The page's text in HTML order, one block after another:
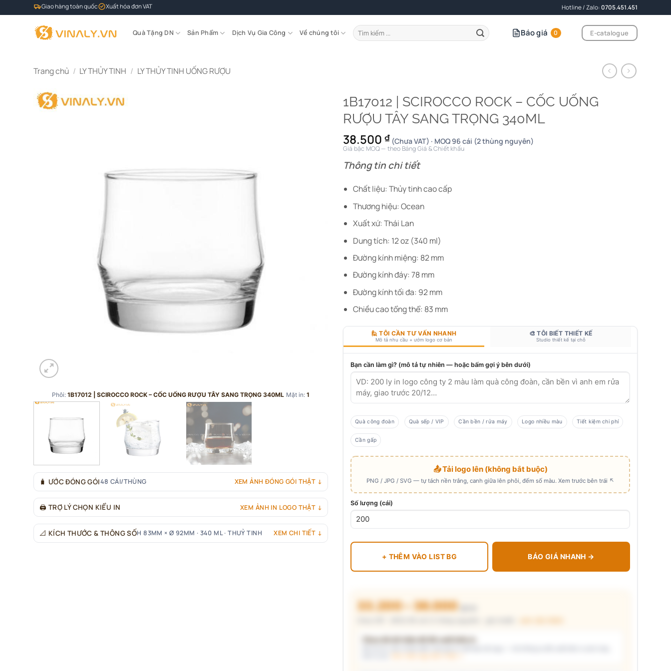
qua
Giao hàng toàn quốc Xuất hóa đơn VAT Hotline / Zalo:0705.451.451
Quà Tặng DN Sản Phẩm Dịch Vụ Gia Công Về chúng tôi
Tìm
kiếm:
Báo giá 0 E-catalogue
Trang chủ / LY THỦY TINH / LY THỦY TINH UỐNG RƯỢU
Phôi: 1B17012 | SCIROCCO ROCK – CỐC UỐNG RƯỢU TÂY SANG TRỌNG 340ML Mặt in: 1
🧳 ƯỚC ĐÓNG GÓI48 CÁI/THÙNG XEM ẢNH ĐÓNG GÓI THẬT ↓
🖨 TRỢ LÝ CHỌN KIỂU IN XEM ẢNH IN LOGO THẬT ↓
📐 KÍCH THƯỚC & THÔNG SỐH 83MM × Ø 92MM · 340 ML · THUỶ TINH XEM CHI TIẾT ↓
1B17012 | SCIROCCO ROCK – CỐC UỐNG
RƯỢU TÂY SANG TRỌNG 340ML
38.500 ₫ (Chưa VAT) · MOQ 96 cái (2 thùng nguyên)
Giá bậc MOQ — theo Bảng Giá & Chiết khấu
Thông tin chi tiết
Chất liệu: Thủy tinh cao cấp
Thương hiệu: Ocean
Xuất xứ: Thái Lan
Dung tích: 12 oz (340 ml)
Đường kính miệng: 82 mm
Đường kính đáy: 78 mm
Đường kính tối đa: 92 mm
Chiều cao tổng thể: 83 mm
🙋 TÔI CẦN TƯ VẤN NHANH
Mô tả nhu cầu + ướm logo cơ bản
🎨 TÔI BIẾT THIẾT KẾ
Studio thiết kế tại chỗ
Bạn cần làm gì? (mô tả tự nhiên — hoặc bấm gợi ý bên dưới)
Quà công đoàn Quà sếp / VIP Cần bền / rửa máy Logo nhiều màu Tiết kiệm chi phí
Cần gấp
📤 Tải logo lên (không bắt buộc)
PNG / JPG / SVG — tự tách nền trắng, canh giữa lên phôi, đếm số màu. Xem trước bên trái ↖
Số lượng (cái)
+ THÊM VÀO LIST BG BÁO GIÁ NHANH →
33.200 – 36.000